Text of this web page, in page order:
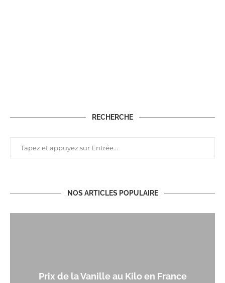
RECHERCHE
NOS ARTICLES POPULAIRE
Prix de la Vanille au Kilo en France